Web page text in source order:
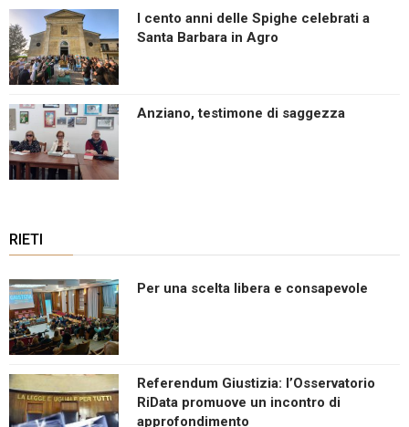
I cento anni delle Spighe celebrati a
Santa Barbara in Agro
Anziano, testimone di saggezza
RIETI
Per una scelta libera e consapevole
Referendum Giustizia: l’Osservatorio
RiData promuove un incontro di
approfondimento